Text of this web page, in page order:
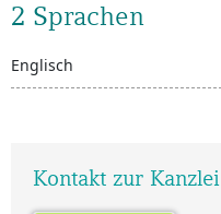
2 Sprachen
Englisch
Kontakt zur Kanzlei